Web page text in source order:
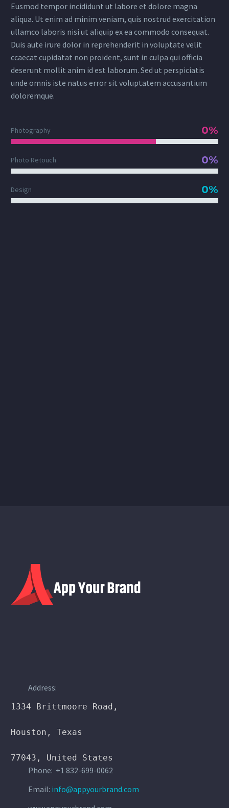
Eusmod tempor incididunt ut labore et dolore magna
aliqua. Ut enim ad minim veniam, quis nostrud exercitation
ullamco laboris nisi ut aliquip ex ea commodo consequat.
Duis aute irure dolor in reprehenderit in voluptate velit
ccaecat cupidatat non proident, sunt in culpa qui officia
deserunt mollit anim id est laborum. Sed ut perspiciatis
unde omnis iste natus error sit voluptatem accusantium
doloremque.
Photography 0%
Photo Retouch 0%
Design 0%
Address:
1334 Brittmoore Road,
Houston, Texas
77043, United States
Phone: +1 832-699-0062
Email: info@appyourbrand.com